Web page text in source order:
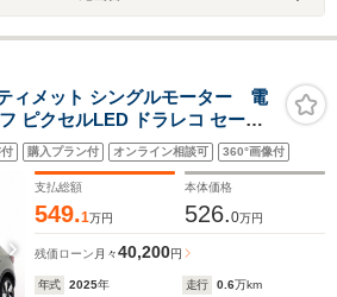
ィメット シングルモーター 電
ピクセルLED ドラレコ セージ
ーター ステアリングホイールヒ
レミアムサウンド 20インチダイ
ヤレススマホチャージ
購入プラン付 オンライン相談可 360°画像付
支払総額
549.1万円
本体価格
526.0万円
残価ローン 月々40,200円
年式 2025年 走行 0.6万km